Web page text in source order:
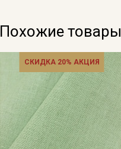
Похожие товары
СКИДКА 20% АКЦИЯ